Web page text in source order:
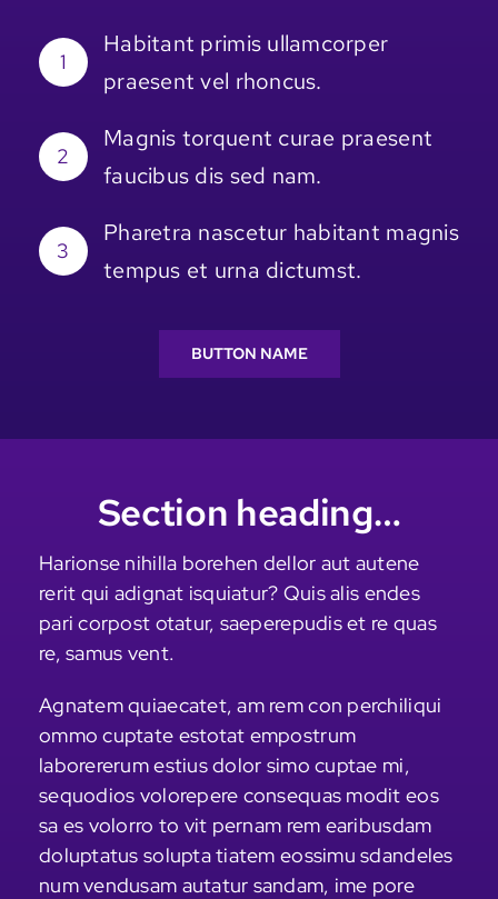
1
Habitant primis ullamcorper
praesent vel rhoncus.
2
Magnis torquent curae praesent
faucibus dis sed nam.
3
Pharetra nascetur habitant magnis
tempus et urna dictumst.
BUTTON NAME
Section heading…
Harionse nihilla borehen dellor aut autene
rerit qui adignat isquiatur? Quis alis endes
pari corpost otatur, saeperepudis et re quas
re, samus vent.
Agnatem quiaecatet, am rem con perchiliqui
ommo cuptate estotat empostrum
laborererum estius dolor simo cuptae mi,
sequodios volorepere consequas modit eos
sa es volorro to vit pernam rem earibusdam
doluptatus solupta tiatem eossimu sdandeles
num vendusam autatur sandam, ime pore